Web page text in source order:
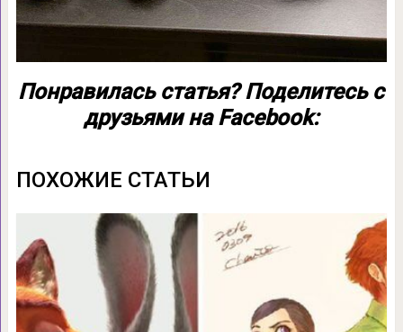
Понравилась статья? Поделитесь с
друзьями на Facebook:
ПОХОЖИЕ СТАТЬИ